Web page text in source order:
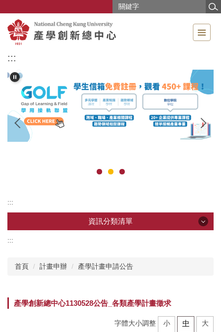
主
要
容
:::
:::
資訊分類清單
所屬研究中心
:::
首頁 計畫申辦 產學計畫申請公告
產學創新總中心1130528公告_各類產學計畫徵求
字體大小調整 小 中 大